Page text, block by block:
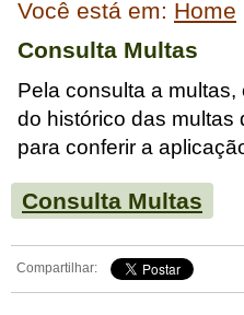
Início
do
Você está em: Home
Consulta Multas
Pela consulta a
do histórico das multas
para conferir a
Consulta Multas
Compartilhar: